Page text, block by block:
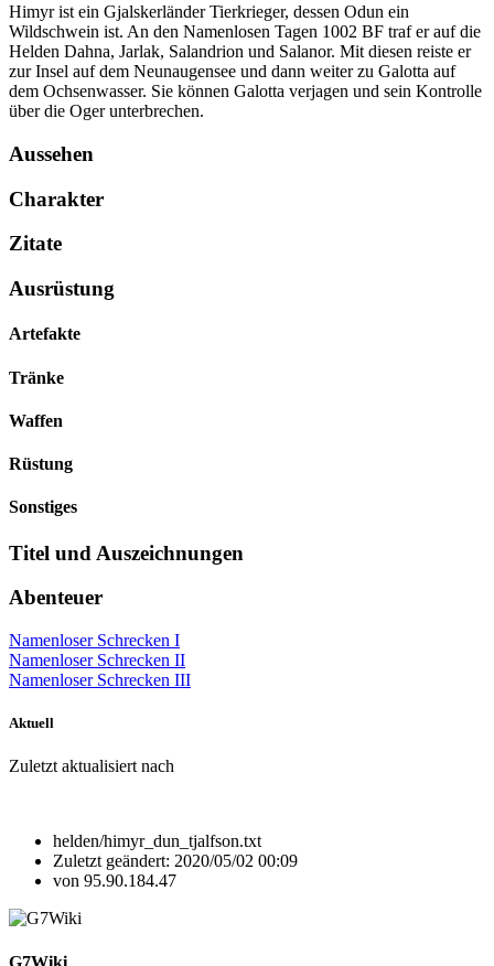
Himyr ist ein Gjalskerländer Tierkrieger, dessen Odun ein
Wildschwein ist. An den Namenlosen Tagen 1002 BF traf er auf die
Helden Dahna, Jarlak, Salandrion und Salanor. Mit diesen reiste er
zur Insel auf dem Neunaugensee und dann weiter zu Galotta auf
dem Ochsenwasser. Sie können Galotta verjagen und sein Kontrolle
über die Oger unterbrechen.
Aussehen
Charakter
Zitate
Ausrüstung
Artefakte
Tränke
Waffen
Rüstung
Sonstiges
Titel und Auszeichnungen
Abenteuer
Namenloser Schrecken I
Namenloser Schrecken II
Namenloser Schrecken III
Aktuell
Zuletzt aktualisiert nach
helden/himyr_dun_tjalfson.txt
Zuletzt geändert: 2020/05/02 00:09
von 95.90.184.47
G7Wiki